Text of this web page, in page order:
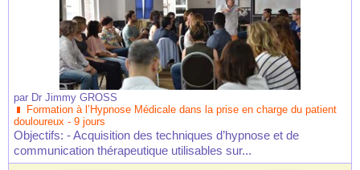
par Dr Jimmy GROSS
Formation à l’Hypnose Médicale dans la prise en charge du patient
douloureux - 9 jours
Objectifs: - Acquisition des techniques d’hypnose et de
communication thérapeutique utilisables sur...